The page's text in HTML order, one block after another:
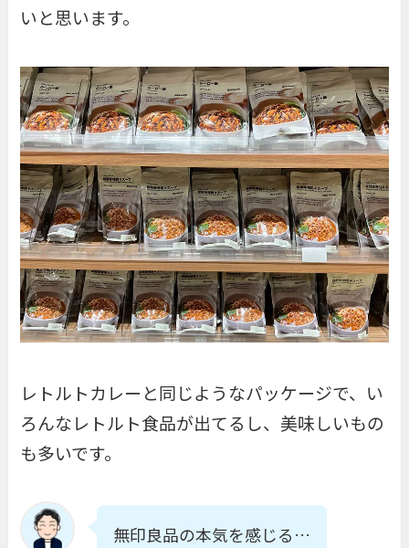
いと思います。
レトルトカレーと同じようなパッケージで、い
ろんなレトルト食品が出てるし、美味しいもの
も多いです。
無印良品の本気を感じる…